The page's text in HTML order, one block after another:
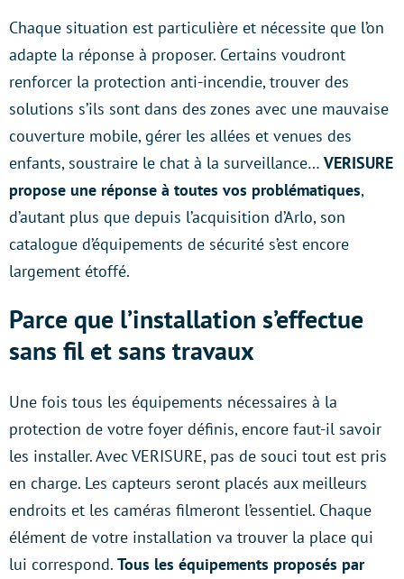
Chaque situation est particulière et nécessite que l’on
adapte la réponse à proposer. Certains voudront
renforcer la protection anti-incendie, trouver des
solutions s’ils sont dans des zones avec une mauvaise
couverture mobile, gérer les allées et venues des
enfants, soustraire le chat à la surveillance… VERISURE
propose une réponse à toutes vos problématiques,
d’autant plus que depuis l’acquisition d’Arlo, son
catalogue d’équipements de sécurité s’est encore
largement étoffé.
Parce que l’installation s’effectue
sans fil et sans travaux
Une fois tous les équipements nécessaires à la
protection de votre foyer définis, encore faut-il savoir
les installer. Avec VERISURE, pas de souci tout est pris
en charge. Les capteurs seront placés aux meilleurs
endroits et les caméras filmeront l’essentiel. Chaque
élément de votre installation va trouver la place qui
lui correspond. Tous les équipements proposés par